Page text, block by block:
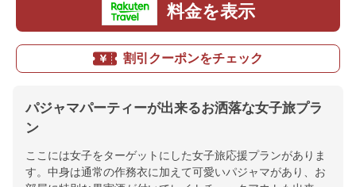
料金を表示
割引クーポンをチェック
パジャマパーティーが出来るお洒落な女子旅プラ
ン
ここには女子をターゲットにした女子旅応援プランがありま
す。中身は通常の作務衣に加えて可愛いパジャマがあり、お